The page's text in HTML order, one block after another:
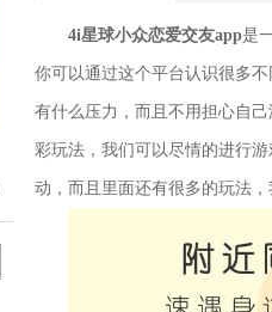
4i星球小众恋爱交友app是
你可以通过这个平台认识很多
有什么压力，而且不用担心自
彩玩法，我们可以尽情的进行
动，而且里面还有很多的玩法